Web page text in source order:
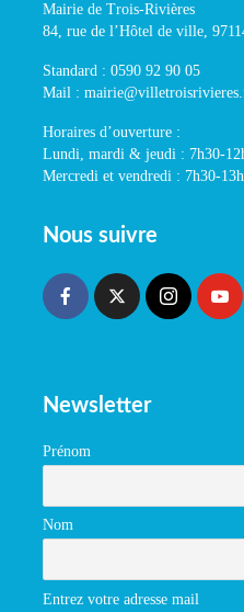
Mairie de Trois-Rivières
84, rue de l’Hôtel de ville,
Standard : 0590 92 90 05
Mail :
Horaires d’ouverture :
Lundi, mardi & jeudi : 7h30-
Mercredi et vendredi : 7h30-13h
Nous suivre
Newsletter
Prénom
Nom
Entrez votre adresse mail